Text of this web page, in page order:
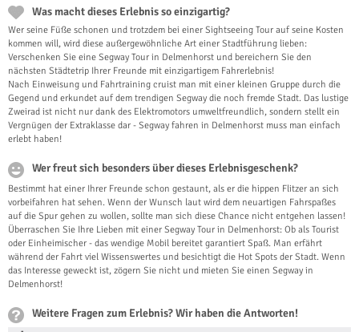
Was macht dieses Erlebnis so einzigartig?
Wer seine Füße schonen und trotzdem bei einer Sightseeing Tour auf seine Kosten
kommen will, wird diese außergewöhnliche Art einer Stadtführung lieben:
Verschenken Sie eine Segway Tour in Delmenhorst und bereichern Sie den
nächsten Städtetrip Ihrer Freunde mit einzigartigem Fahrerlebnis!
Nach Einweisung und Fahrtraining cruist man mit einer kleinen Gruppe durch die
Gegend und erkundet auf dem trendigen Segway die noch fremde Stadt. Das lustige
Zweirad ist nicht nur dank des Elektromotors umweltfreundlich, sondern stellt ein
Vergnügen der Extraklasse dar - Segway fahren in Delmenhorst muss man einfach
erlebt haben!
Wer freut sich besonders über dieses Erlebnisgeschenk?
Bestimmt hat einer Ihrer Freunde schon gestaunt, als er die hippen Flitzer an sich
vorbeifahren hat sehen. Wenn der Wunsch laut wird dem neuartigen Fahrspaßes
auf die Spur gehen zu wollen, sollte man sich diese Chance nicht entgehen lassen!
Überraschen Sie Ihre Lieben mit einer Segway Tour in Delmenhorst: Ob als Tourist
oder Einheimischer - das wendige Mobil bereitet garantiert Spaß. Man erfährt
während der Fahrt viel Wissenswertes und besichtigt die Hot Spots der Stadt. Wenn
das Interesse geweckt ist, zögern Sie nicht und mieten Sie einen Segway in
Delmenhorst!
Weitere Fragen zum Erlebnis? Wir haben die Antworten!